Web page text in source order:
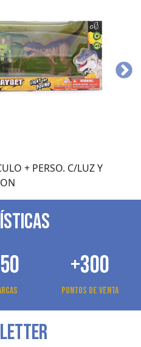
+ PERSO. C/LUZ Y
+300
Puntos de venta